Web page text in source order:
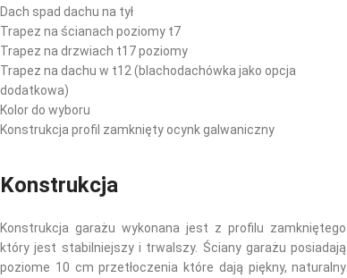
Dach spad dachu na tył
Trapez na ścianach poziomy t7
Trapez na drzwiach t17 poziomy
Trapez na dachu w t12 (blachodachówka jako opcja
dodatkowa)
Kolor do wyboru
Konstrukcja profil zamknięty ocynk galwaniczny
Konstrukcja
Konstrukcja garażu wykonana jest z profilu zamkniętego
który jest stabilniejszy i trwalszy. Ściany garażu posiadają
poziome 10 cm przetłoczenia które dają piękny, naturalny